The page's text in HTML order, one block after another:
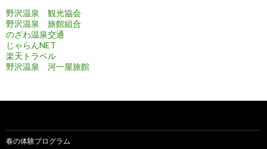
野沢温泉 観光協会
野沢温泉 旅館組合
のざわ温泉交通
じゃらんNET
楽天トラベル
野沢温泉 河一屋旅館
春の体験プログラム